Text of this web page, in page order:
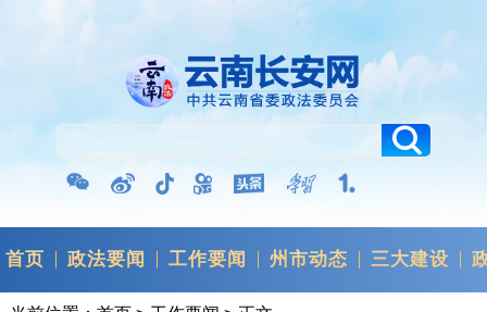
首页 政法要闻 工作要闻 州市动态 三大建设